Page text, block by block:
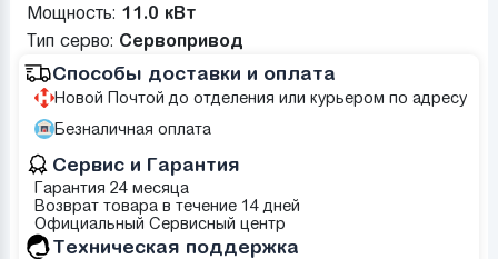
Мощность: 11.0 кВт
Тип серво: Сервопривод
Способы доставки и оплата
Новой Почтой до отделения или курьером по адресу
Безналичная оплата
Сервис и Гарантия
Гарантия 24 месяца
Возврат товара в течение 14 дней
Официальный Сервисный центр
Техническая поддержка